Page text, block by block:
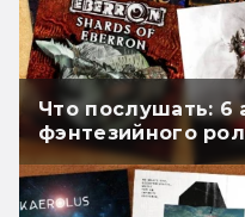
Что послушать: 6
фэнтезийного